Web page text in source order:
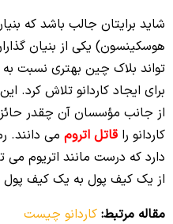
شاید برایتان جالب باشد که
هوسکینسون) یکی از بنیان
تواند بلاک چین بهتری نسبت
برای ایجاد کاردانو تلاش کرد.
از جانب مؤسسان آن چقدر
کاردانو را قاتل اتروم
دارد که درست مانند اتریوم می
از یک کیف پول به یک کیف پول
مقاله مرتبط: کاردانو چیست